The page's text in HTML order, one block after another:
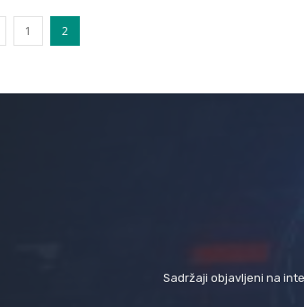
1 2
Sadržaji objavljeni na